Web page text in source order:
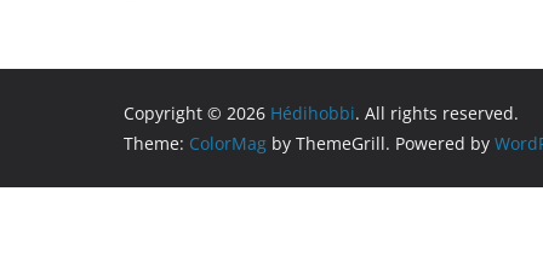
Copyright © 2026 Hédihobbi. All rights reserved.
Theme: ColorMag by ThemeGrill. Powered by